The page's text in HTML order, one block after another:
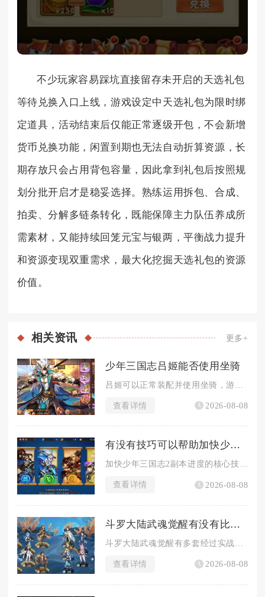
不少玩家容易踩坑直接留存未开启的天选礼包
等待兑换入口上线，游戏设定中天选礼包为限时绑
定道具，活动结束后仅能正常逐级开包，不会新增
货币兑换功能，闲置到期也无法自动折算资源，长
期存放只会占用背包容量，因此拿到礼包后按照规
划分批开启才是稳妥选择。熟练运用拆包、合成、
拍卖、分解多链条转化，既能保障主力队伍养成所
需素材，又能持续回笼元宝与银两，平衡战力提升
和资源变现双重需求，最大化挖掘天选礼包的资源
价值。
相关资讯 更多+
少年三国志吕姬能否使用坐骑
查看详情 2026-08-08
有没有技巧可以帮助加快少年三国志2副本进度
加快少年三国志2副本进度的核心技巧集中在体力精细化管控、集中...
查看详情 2026-08-08
斗罗大陆武魂觉醒有没有比较强势的阵容配置
查看详情 2026-08-08